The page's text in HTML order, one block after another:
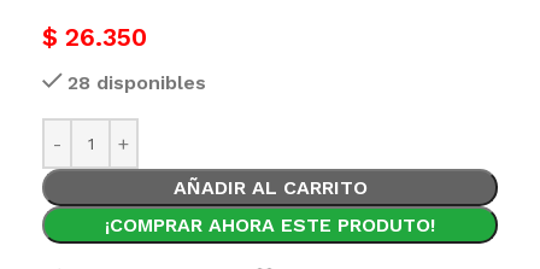
$ 26.350
28 disponibles
AÑADIR AL CARRITO
¡COMPRAR AHORA ESTE PRODUTO!